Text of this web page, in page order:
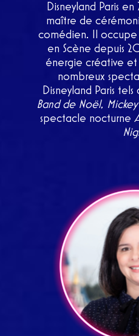
Disneyland Paris
maître de
comédien. Il
en Scène depuis
énergie créative
nombreux
Disneyland Paris tels
Band de Noël,
spectacle nocturne